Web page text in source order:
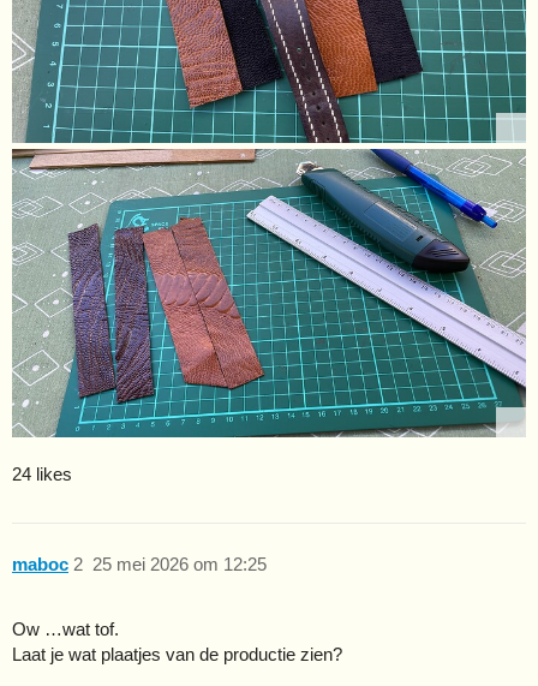
24 likes
maboc 25 mei 2026 om 12:25
2
Ow …wat tof.
Laat je wat plaatjes van de productie zien?